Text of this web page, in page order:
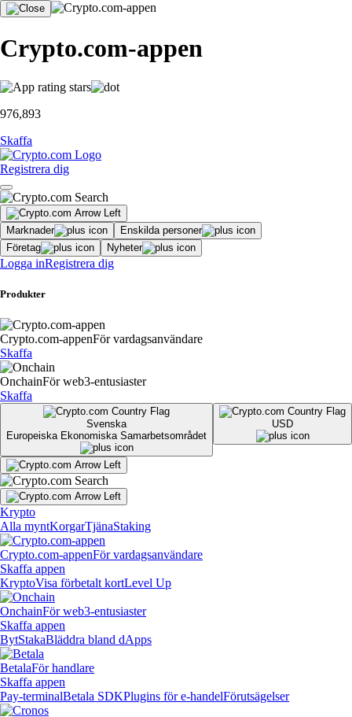
Crypto.com-appen
976,893
Skaffa
Registrera dig
Marknader
Enskilda personer
Företag
Nyheter
Logga inRegistrera dig
Produkter
Crypto.com-appenFör vardagsanvändare
Skaffa
OnchainFör web3-entusiaster
Skaffa
Svenska
Europeiska Ekonomiska Samarbetsområdet
USD
Krypto
Alla myntKorgarTjänaStaking
Crypto.com-appenFör vardagsanvändare
Skaffa appen
KryptoVisa förbetalt kortLevel Up
OnchainFör web3-entusiaster
Skaffa appen
BytStakaBläddra bland dApps
BetalaFör handlare
Skaffa appen
Pay-terminalBetala SDKPlugins för e-handelFörutsägelser